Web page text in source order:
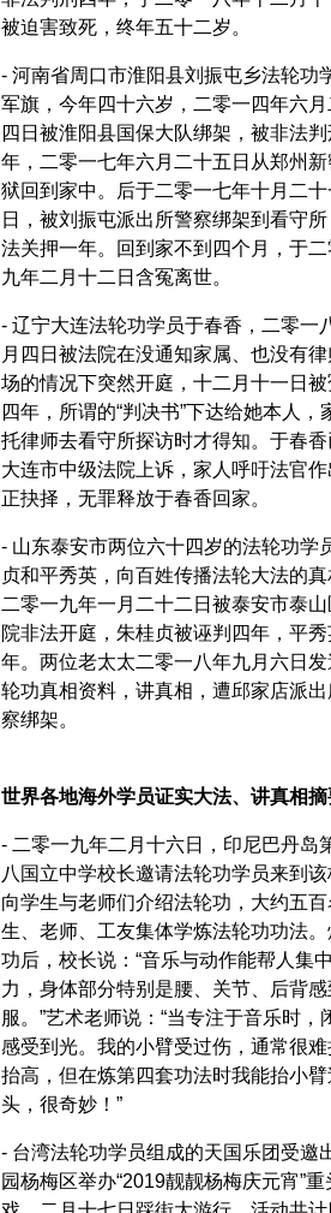
被迫害致死，终年五十二岁。
- 河南省周口市淮阳县刘振屯乡法轮功
军旗，今年四十六岁，二零一四年六月
四日被淮阳县国保大队绑架，被非法
年，二零一七年六月二十五日从郑州新
狱回到家中。后于二零一七年十月二十
日，被刘振屯派出所警察绑架到看守
法关押一年。回到家不到四个月，于二
九年二月十二日含冤离世。
- 辽宁大连法轮功学员于春香，二零一
月四日被法院在没通知家属、也没有
场的情况下突然开庭，十二月十一日被
四年，所谓的“判决书”下达给她本人，
托律师去看守所探访时才得知。于春香
大连市中级法院上诉，家人呼吁法官作
正抉择，无罪释放于春香回家。
- 山东泰安市两位六十四岁的法轮功学
贞和平秀英，向百姓传播法轮大法的
二零一九年一月二十二日被泰安市泰
院非法开庭，朱桂贞被诬判四年，平
年。两位老太太二零一八年九月六日发
轮功真相资料，讲真相，遭邱家店派出
察绑架。
世界各地海外学员证实大法、讲真相摘
- 二零一九年二月十六日，印尼巴丹岛
八国立中学校长邀请法轮功学员来到
向学生与老师们介绍法轮功，大约五百
生、老师、工友集体学炼法轮功功法。
功后，校长说：“音乐与动作能帮人集
力，身体部分特别是腰、关节、后背感
服。”艺术老师说：“当专注于音乐时，
感受到光。我的小臂受过伤，通常很难
抬高，但在炼第四套功法时我能抬小臂
头，很奇妙！”
- 台湾法轮功学员组成的天国乐团受邀
园杨梅区举办“2019靓靓杨梅庆元宵”重